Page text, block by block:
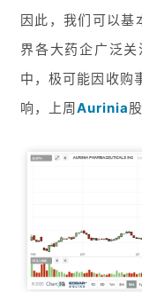
因此，我们可以基
界各大药企广泛
中，极可能因收购
响，上周Aurinia